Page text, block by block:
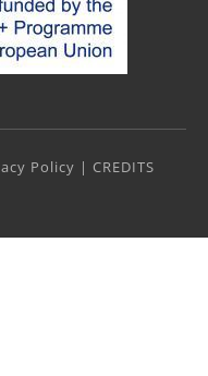
Policy | CREDITS